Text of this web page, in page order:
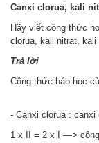
Canxi clorua, kali
Hãy viết công thức
clorua, kali nitrat,
Trả lời
Công thức háo học
- Canxi clorua :
1 x II = 2 x I —>